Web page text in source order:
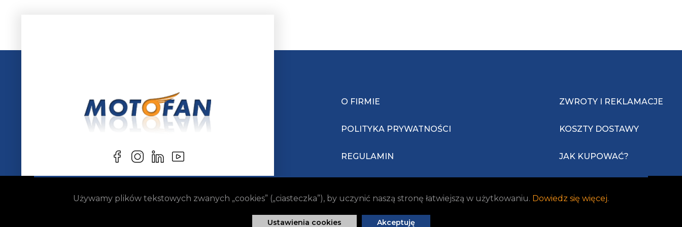
O FIRMIE
POLITYKA PRYWATNOŚCI
REGULAMIN
ZWROTY I REKLAMACJE
KOSZTY DOSTAWY
JAK KUPOWAĆ?
Używamy plików tekstowych zwanych „cookies” („ciasteczka”), by uczynić naszą stronę łatwiejszą w użytkowaniu. Dowiedz się więcej.
Ustawienia cookies Akceptuję